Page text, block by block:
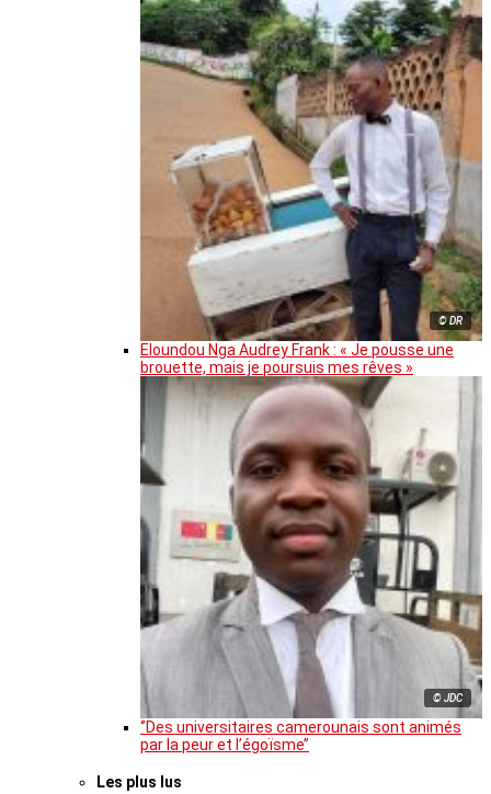
© DR
Eloundou Nga Audrey Frank : « Je pousse une
brouette, mais je poursuis mes rêves »
© JDC
‘’Des universitaires camerounais sont animés
par la peur et l’égoïsme’’
Les plus lus